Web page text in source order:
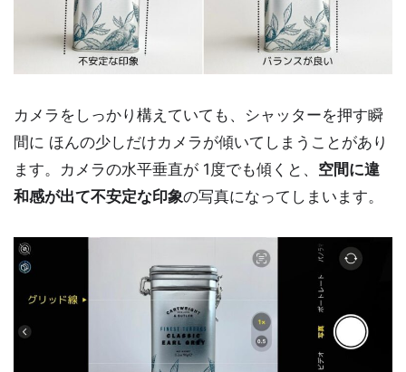
カメラをしっかり構えていても、シャッターを押す瞬
間に ほんの少しだけカメラが傾いてしまうことがあり
ます。カメラの水平垂直が 1度でも傾くと、 空間に違
和感が出て不安定な印象の写真になってしまいます。